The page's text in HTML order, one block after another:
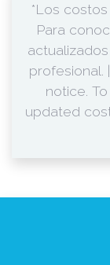
*Los
Para
profesional.
notice.
updated